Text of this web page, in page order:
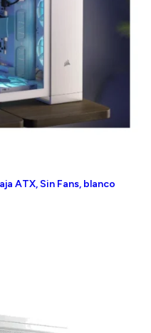
ATX, Sin Fans, blanco